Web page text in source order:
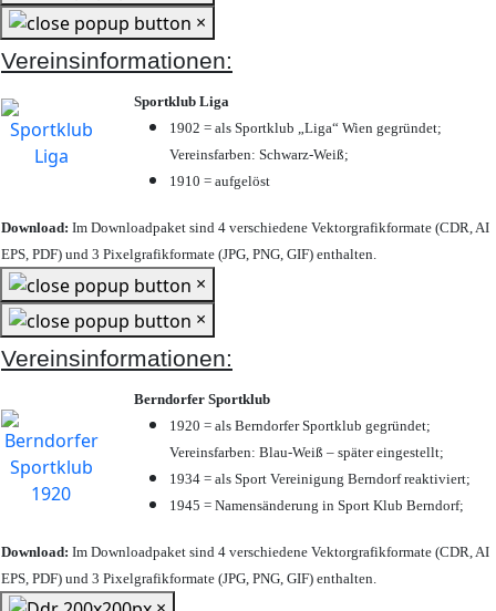
×
Vereinsinformationen:
Sportklub Liga
1902 = als Sportklub „Liga“ Wien gegründet;
Vereinsfarben: Schwarz-Weiß;
1910 = aufgelöst
Download: Im Downloadpaket sind 4 verschiedene Vektorgrafikformate (CDR, AI
EPS, PDF) und 3 Pixelgrafikformate (JPG, PNG, GIF) enthalten.
×
×
Vereinsinformationen:
Berndorfer Sportklub
1920 = als Berndorfer Sportklub gegründet;
Vereinsfarben: Blau-Weiß – später eingestellt;
1934 = als Sport Vereinigung Berndorf reaktiviert;
1945 = Namensänderung in Sport Klub Berndorf;
Download: Im Downloadpaket sind 4 verschiedene Vektorgrafikformate (CDR, AI
EPS, PDF) und 3 Pixelgrafikformate (JPG, PNG, GIF) enthalten.